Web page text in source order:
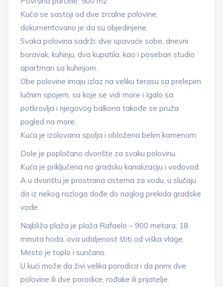
Kuća se sastoji od dve zrcalne polovine,
dokumentovano je da su objedinjene.
Svaka polovina sadrži: dve spavaće sobe, dnevni
boravak, kuhinju, dva kupatila, kao i poseban studio
apartman sa kuhinjom.
Obe polovine imaju izlaz na veliku terasu sa prelepim
lučnim spojem, sa koje se vidi more i Igalo sa
potkrovlja i njegovog balkona takođe se pruža
pogled na more.
Kuća je izolovana spolja i obložena belim kamenom.
Dole je popločano dvorište za svaku polovinu.
Kuća je priključena na gradsku kanalizaciju i vodovod.
A u dvorištu je prostrana cisterna za vodu, u slučaju
da iz nekog razloga dođe do naglog prekida gradske
vode.
Najbliža plaža je plaža Rafaelo – 900 metara, 18
minuta hoda, ova udaljenost štiti od viška vlage.
Mesto je toplo i sunčano.
U kući može da živi velika porodica i da primi dve
polovine ili dve porodice, rođake ili prijatelje.